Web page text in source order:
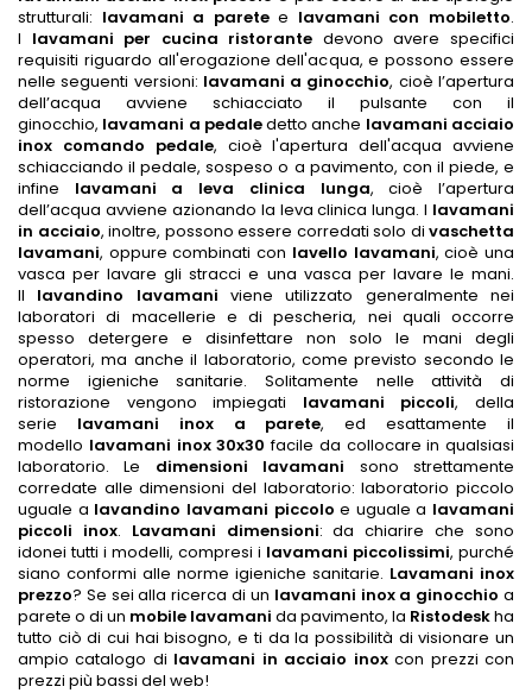
strutturali: lavamani a paretee lavamani con mobiletto.
I lavamani per cucina ristorante devono avere specifici
requisiti riguardo all'erogazione dell'acqua, e possono essere
nelle seguenti versioni: lavamani a ginocchio, cioè l’apertura
dell’acqua avviene schiacciato il pulsante con il
ginocchio, lavamani a pedaledetto anche lavamani acciaio
inox comando pedale, cioè l'apertura dell'acqua avviene
schiacciando il pedale, sospeso o a pavimento, con il piede, e
infine lavamani a leva clinica lunga, cioè l’apertura
dell’acqua avviene azionando la leva clinica lunga. I lavamani
in acciaio, inoltre, possono essere corredati solo di vaschetta
lavamani, oppure combinati con lavello lavamani, cioè una
vasca per lavare gli stracci e una vasca per lavare le mani.
Il lavandino lavamani viene utilizzato generalmente nei
laboratori di macellerie e di pescheria, nei quali occorre
spesso detergere e disinfettare non solo le mani degli
operatori, ma anche il laboratorio, come previsto secondo le
norme igieniche sanitarie. Solitamente nelle attività di
ristorazione vengono impiegati lavamani piccoli, della
serie lavamani inox a parete, ed esattamente il
modello lavamani inox 30x30 facile da collocare in qualsiasi
laboratorio. Le dimensioni lavamani sono strettamente
corredate alle dimensioni del laboratorio: laboratorio piccolo
uguale a lavandino lavamani piccolo e uguale a lavamani
piccoli inox. Lavamani dimensioni: da chiarire che sono
idonei tutti i modelli, compresi i lavamani piccolissimi, purché
siano conformi alle norme igieniche sanitarie. Lavamani inox
prezzo? Se sei alla ricerca di un lavamani inox a ginocchio a
parete o di un mobile lavamani da pavimento, la Ristodeskha
tutto ciò di cui hai bisogno, e ti da la possibilità di visionare un
ampio catalogo di lavamani in acciaio inoxcon prezzi con
prezzi più bassi del web!